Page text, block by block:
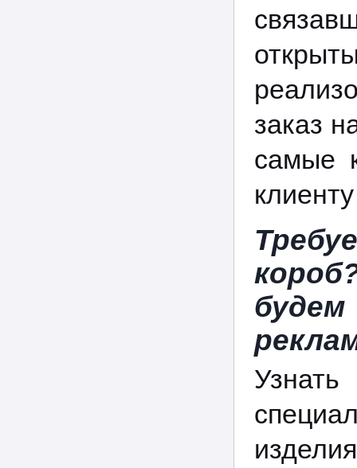
заказ
самые